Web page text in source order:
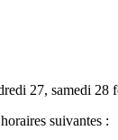
27, samedi 28
suivantes :